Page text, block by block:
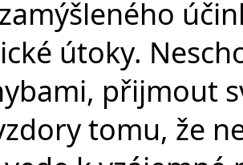
útoky.
přijmout
tomu, že